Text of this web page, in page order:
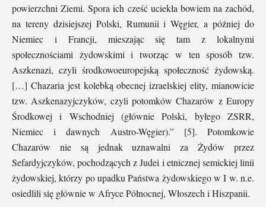
powierzchni Ziemi. Spora ich cześć uciekła bowiem na zachód,
na tereny dzisiejszej Polski, Rumunii i Węgier, a później do
Niemiec i Francji, mieszając się tam z lokalnymi
społecznościami żydowskimi i tworząc w ten sposób tzw.
Aszkenazi, czyli środkowoeuropejską społeczność żydowską.
[…] Chazaria jest kolebką obecnej izraelskiej elity, mianowicie
tzw. Aszkenazyjczyków, czyli potomków Chazarów z Europy
Środkowej i Wschodniej (głównie Polski, byłego ZSRR,
Niemiec i dawnych Austro-Węgier).” [5]. Potomkowie
Chazarów nie są jednak uznawalni za Żydów przez
Sefardyjczyków, pochodzących z Judei i etnicznej semickiej linii
żydowskiej, którzy po upadku Państwa żydowskiego w I w. n.e.
osiedlili się głównie w Afryce Północnej, Włoszech i Hiszpanii.